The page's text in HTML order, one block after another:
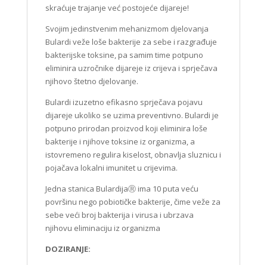
skraćuje trajanje već postojeće dijareje!
Svojim jedinstvenim mehanizmom djelovanja
Bulardi veže loše bakterije za sebe i razgrađuje
bakterijske toksine, pa samim time potpuno
eliminira uzročnike dijareje iz crijeva i sprječava
njihovo štetno djelovanje.
Bulardi izuzetno efikasno sprječava pojavu
dijareje ukoliko se uzima preventivno. Bulardi je
potpuno prirodan proizvod koji eliminira loše
bakterije i njihove toksine iz organizma, a
istovremeno regulira kiselost, obnavlja sluznicu i
pojačava lokalni imunitet u crijevima.
Jedna stanica BulardijaⓇ ima 10 puta veću
površinu nego pobiotičke bakterije, čime veže za
sebe veći broj bakterija i virusa i ubrzava
njihovu eliminaciju iz organizma
DOZIRANJE: